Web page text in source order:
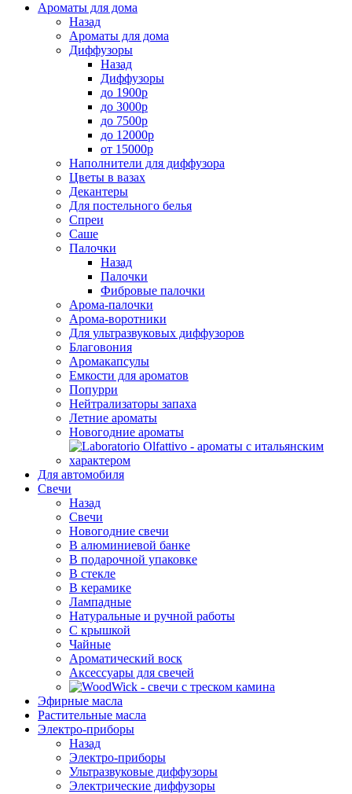
Ароматы для дома
Назад
Ароматы для дома
Диффузоры
Назад
Диффузоры
до 1900р
до 3000р
до 7500р
до 12000р
от 15000р
Наполнители для диффузора
Цветы в вазах
Декантеры
Для постельного белья
Спреи
Саше
Палочки
Назад
Палочки
Фибровые палочки
Арома-палочки
Арома-воротники
Для ультразвуковых диффузоров
Благовония
Аромакапсулы
Емкости для ароматов
Попурри
Нейтрализаторы запаха
Летние ароматы
Новогодние ароматы
Для автомобиля
Свечи
Назад
Свечи
Новогодние свечи
В алюминиевой банке
В подарочной упаковке
В стекле
В керамике
Лампадные
Натуральные и ручной работы
С крышкой
Чайные
Ароматический воск
Аксессуары для свечей
Эфирные масла
Растительные масла
Электро-приборы
Назад
Электро-приборы
Ультразвуковые диффузоры
Электрические диффузоры